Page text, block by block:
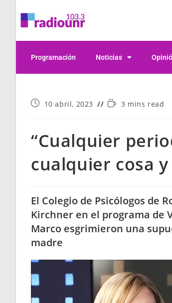
Programación Noticias
10 abril, 2023 3 mins read
“Cualquier
cualquier cosa
El Colegio de Psicólogos de
Kirchner en el programa de
Marco esgrimieron una
madre